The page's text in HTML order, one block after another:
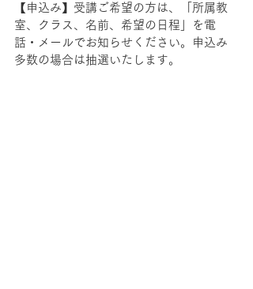
【申込み】受講ご希望の方は、「所属教
室、クラス、名前、希望の日程」を電
話・メールでお知らせください。申込み
多数の場合は抽選いたします。